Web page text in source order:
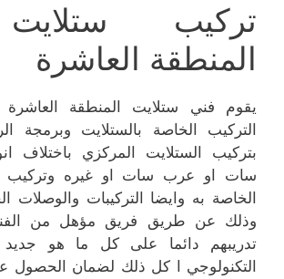
تركيب
المنطقة العاشرة
يقوم فني ستلايت المنطقة
التركيب الخاصة بالستلايت وبرمجة
بتركيب الستلايت المركزي باختلاف
سات او عرب سات او غيره وتركيب
الخاصة به وايضا التركيبات والوصلات
وذلك عن طريق فريق مؤهل من
تدريبهم دائما على كل ما هو
التكنولوجي ا كل ذلك لضمان الحصول